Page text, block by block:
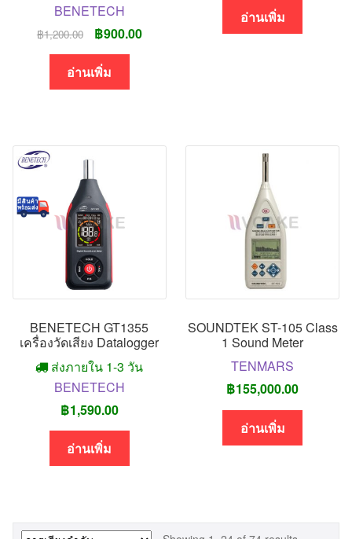
BENETECH
฿1,200.00
Original
price
was:
฿1,200.00.
฿900.00Current
อ่านเพิ่ม
อ่านเพิ่ม
BENETECH GT1355
เครื่องวัดเสียง Datalogger
ส่งภายใน 1-3 วัน
BENETECH
฿1,590.00
อ่านเพิ่ม
SOUNDTEK ST-105 Class
1 Sound Meter
TENMARS
฿155,000.00
อ่านเพิ่ม